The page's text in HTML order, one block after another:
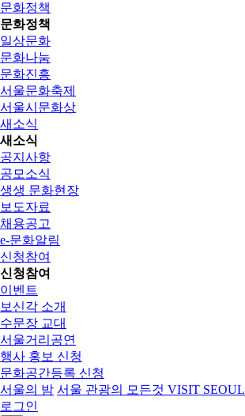
문화정책
문화정책
일상문화
문화나눔
문화진흥
서울문화축제
서울시문화상
새소식
새소식
공지사항
공모소식
생생 문화현장
보도자료
채용공고
e-문화알림
신청참여
신청참여
이벤트
보신각 소개
수문장 교대
서울거리공연
행사 홍보 신청
문화공간등록 신청
서울의 밤 서울 관광의 모든것 VISIT SEOUL
로그인